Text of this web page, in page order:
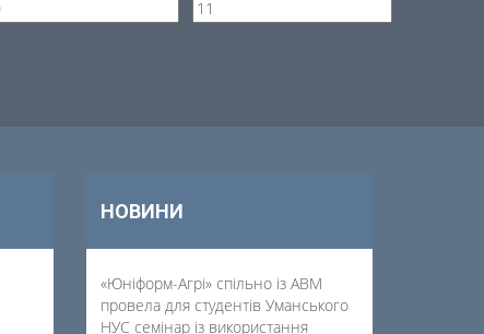
НОВИНИ
«Юніформ-Агрі» спільно із АВМ
провела для студентів Уманського
НУС семінар із використання